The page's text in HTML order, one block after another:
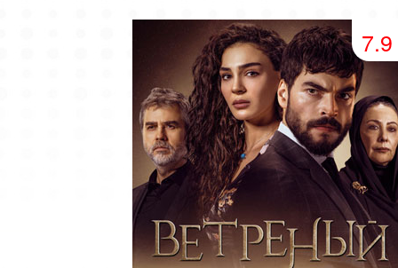
50 серия
51 серия
54 серия
55 серия
58 серия
59 серия
62 серия
63 серия
66 серия
67 серия
70 серия
71 серия
7.9